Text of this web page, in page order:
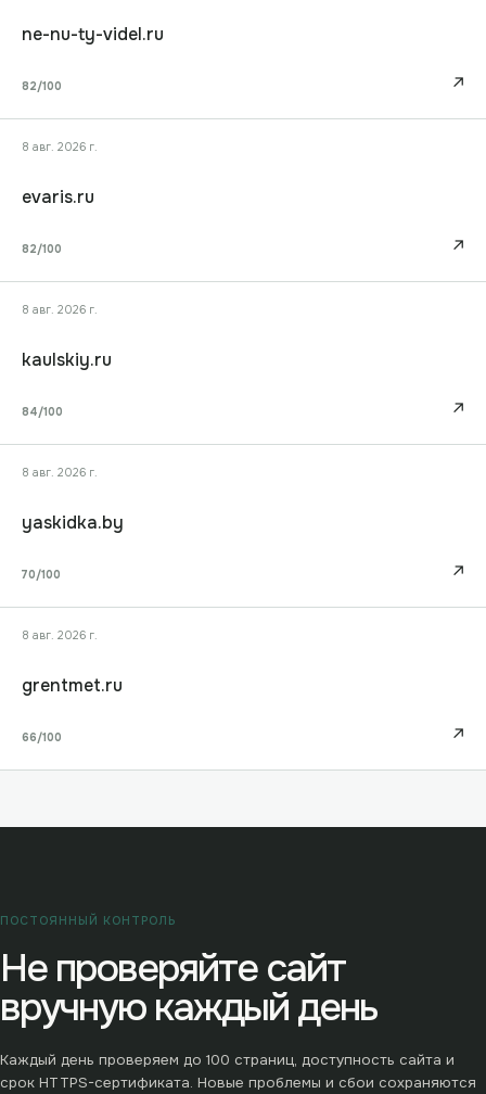
ne-nu-ty-videl.ru
82/100 ↗
8 авг. 2026 г.
evaris.ru
82/100 ↗
8 авг. 2026 г.
kaulskiy.ru
84/100 ↗
8 авг. 2026 г.
yaskidka.by
70/100 ↗
8 авг. 2026 г.
grentmet.ru
66/100 ↗
ПОСТОЯННЫЙ КОНТРОЛЬ
Не проверяйте сайт
вручную каждый день
Каждый день проверяем до 100 страниц, доступность сайта и
срок HTTPS-сертификата. Новые проблемы и сбои сохраняются